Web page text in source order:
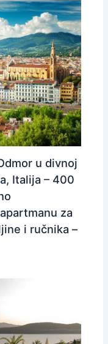
u divnoj
Italija – 400
za
i ručnika –